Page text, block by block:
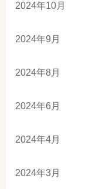
2024年10月
2024年9月
2024年8月
2024年6月
2024年4月
2024年3月